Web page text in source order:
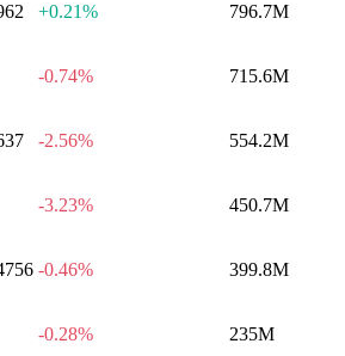
+0.21% 796.7M
-0.74% 715.6M
-2.56% 554.2M
-3.23% 450.7M
-0.46% 399.8M
-0.28% 235M